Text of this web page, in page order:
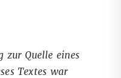
zur Quelle eines
Textes war